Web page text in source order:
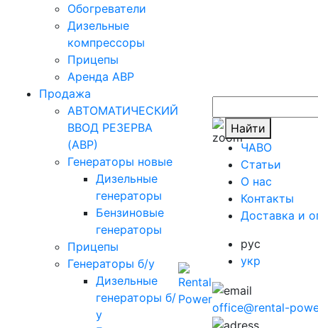
Обогреватели
Дизельные
компрессоры
Прицепы
Аренда АВР
Продажа
АВТОМАТИЧЕСКИЙ
ВВОД РЕЗЕРВА
(АВР)
Генераторы новые
Дизельные
генераторы
Бензиновые
генераторы
Прицепы
Генераторы б/у
Дизельные
генераторы б/
у
Найти
ЧАВО
Cтатьи
O нас
Контакты
Доставка и
рус
укр
office@rental-